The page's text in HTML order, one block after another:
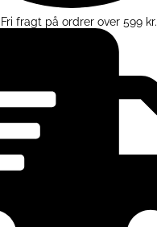
fragt på ordrer over 599 kr.